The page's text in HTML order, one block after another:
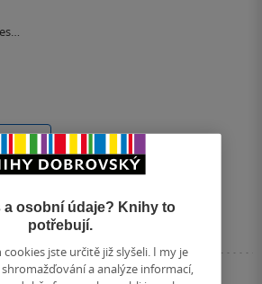
a osobní údaje? Knihy to
potřebují.
jste určitě již slyšeli. I my je
a analýze informací,